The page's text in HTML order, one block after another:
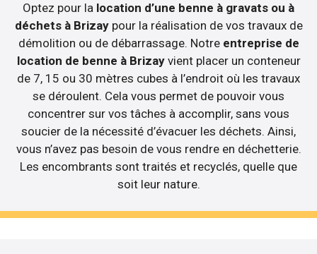
Optez pour la location d’une benne à gravats ou à
déchets à Brizay pour la réalisation de vos travaux de
démolition ou de débarrassage. Notre entreprise de
location de benne à Brizay vient placer un conteneur
de 7, 15 ou 30 mètres cubes à l’endroit où les travaux
se déroulent. Cela vous permet de pouvoir vous
concentrer sur vos tâches à accomplir, sans vous
soucier de la nécessité d’évacuer les déchets. Ainsi,
vous n’avez pas besoin de vous rendre en déchetterie.
Les encombrants sont traités et recyclés, quelle que
soit leur nature.